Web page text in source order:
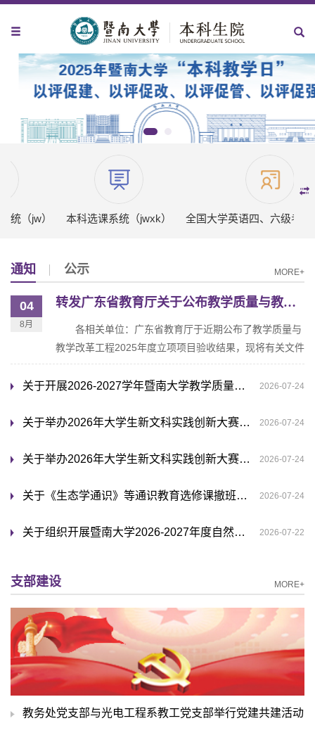
统（jw） 本科选课系统（jwxk） 全国大学英语四、六级考试
通知 公示 MORE+
04
8月
转发广东省教育厅关于公布教学质量与教学改革工程项2025年度验收结果的通知
各相关单位：广东省教育厅于近期公布了教学质量与
教学改革工程2025年度立项项目验收结果，现将有关文件
转发给你们。本次验收结论分为通过、暂缓通过和不通过
三类。结论为通过的项...
关于开展2026-2027学年暨南大学教学质量与教学改革工程项目申报工作的通知 2026-07-24
关于举办2026年大学生新文科实践创新大赛线上宣讲会的通知 2026-07-24
关于举办2026年大学生新文科实践创新大赛校级选拔赛的通知 2026-07-24
关于《生态学通识》等通识教育选修课撤班的通知 2026-07-24
关于组织开展暨南大学2026-2027年度自然科学教材修订工作的通知 2026-07-22
支部建设 MORE+
教务处党支部与光电工程系教工党支部举行党建共建活动